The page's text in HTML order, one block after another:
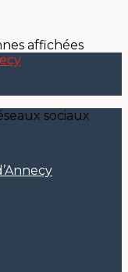
affichées
sociaux